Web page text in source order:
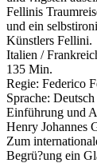
Fellinis
und ein
Künstlers Fellini.
Italien /
135 Min.
Regie: Federico
Sprache: Deutsch
Einführung und
Henry Johannes
Zum
Begrü?ung ein